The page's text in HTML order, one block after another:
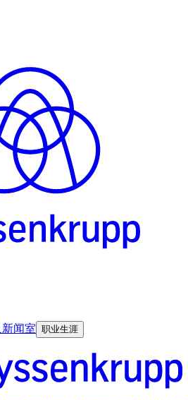
新闻室 职业生涯